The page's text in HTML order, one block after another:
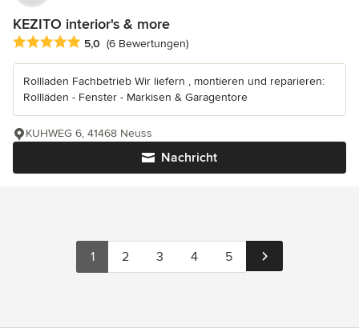
KEZITO interior's & more
Durchschnittliche Bewertung: 5 von 5 Sternen
5,0 (6 Bewertungen)
Rollladen Fachbetrieb Wir liefern , montieren und reparieren:
Rollläden - Fenster - Markisen & Garagentore
Nachricht
KUHWEG 6, 41468 Neuss
1 2 3 4 5